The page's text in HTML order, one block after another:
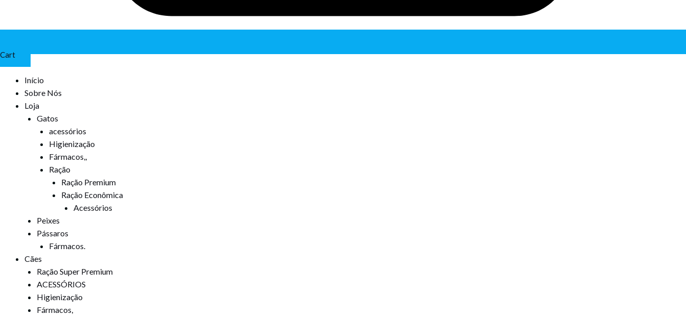
Cart
Início
Sobre Nós
Loja
Gatos
acessórios
Higienização
Fármacos,,
Ração
Ração Premium
Ração Econômica
Acessórios
Peixes
Pássaros
Fármacos.
Cães
Ração Super Premium
ACESSÓRIOS
Higienização
Fármacos,